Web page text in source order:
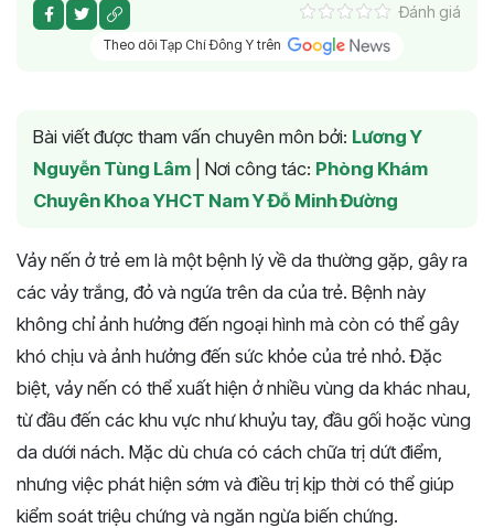
Đánh giá
Theo dõi Tạp Chí Đông Y trên
Bài viết được tham vấn chuyên môn bởi: Lương Y
Nguyễn Tùng Lâm
Nơi công tác: Phòng Khám
Chuyên Khoa YHCT Nam Y Đỗ Minh Đường
Vảy nến ở trẻ em là một bệnh lý về da thường gặp, gây ra
các vảy trắng, đỏ và ngứa trên da của trẻ. Bệnh này
không chỉ ảnh hưởng đến ngoại hình mà còn có thể gây
khó chịu và ảnh hưởng đến sức khỏe của trẻ nhỏ. Đặc
biệt, vảy nến có thể xuất hiện ở nhiều vùng da khác nhau,
từ đầu đến các khu vực như khuỷu tay, đầu gối hoặc vùng
da dưới nách. Mặc dù chưa có cách chữa trị dứt điểm,
nhưng việc phát hiện sớm và điều trị kịp thời có thể giúp
kiểm soát triệu chứng và ngăn ngừa biến chứng.